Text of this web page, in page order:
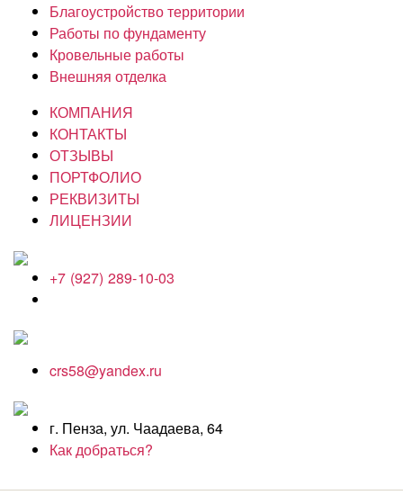
Благоустройство территории
Работы по фундаменту
Кровельные работы
Внешняя отделка
КОМПАНИЯ
КОНТАКТЫ
ОТЗЫВЫ
ПОРТФОЛИО
РЕКВИЗИТЫ
ЛИЦЕНЗИИ
+7 (927) 289-10-03
crs58@yandex.ru
г. Пенза, ул. Чаадаева, 64
Как добраться?